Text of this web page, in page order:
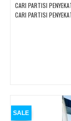
CARI PARTISI
CARI PARTISI
CARI PARTISI
CARI PARTISI
CARI PARTISI
SALE